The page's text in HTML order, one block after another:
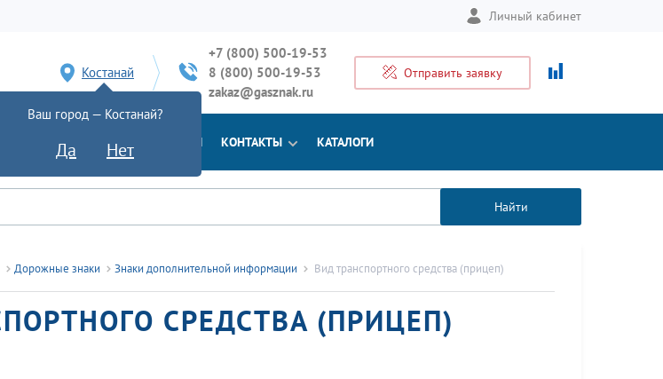
Личный кабинет
Костанай
Ваш город — Костанай?
Да Нет
+7 (800) 500-19-53
8 (800) 500-19-53
zakaz@gasznak.ru
Отправить заявку
ДОКУМЕНТЫ НОВОСТИ КОНТАКТЫ КАТАЛОГИ
Найти
Дорожные знаки Знаки дополнительной информации Вид транспортного средства (прицеп)
СРЕДСТВА (ПРИЦЕП)